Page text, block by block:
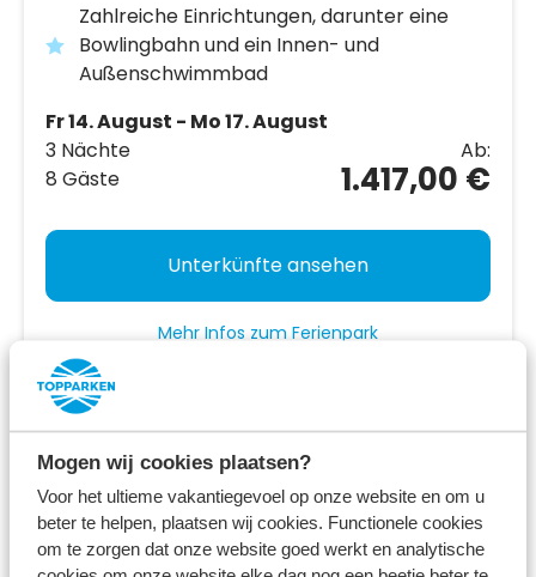
Mogen wij cookies plaatsen?
Voor het ultieme vakantiegevoel op onze website en om u
beter te helpen, plaatsen wij cookies. Functionele cookies
om te zorgen dat onze website goed werkt en analytische
Zahlreiche Einrichtungen, darunter eine
Bowlingbahn und ein Innen- und
Außenschwimmbad
Fr 14. August - Mo 17. August
3 Nächte
8 Gäste
Ab:
1.417,00 €
Unterkünfte ansehen
Mehr Infos zum Ferienpark
Ferienhaus für 8 Personen bei
TopParken
Wenn Sie mit 8 Personen in den Urlaub fahren, ist es